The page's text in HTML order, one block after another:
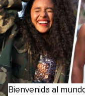
Bienvenida al